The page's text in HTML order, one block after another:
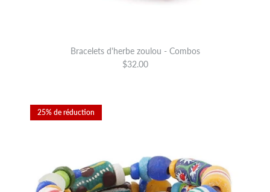
Bracelets d'herbe zoulou - Combos
$32.00
25% de réduction